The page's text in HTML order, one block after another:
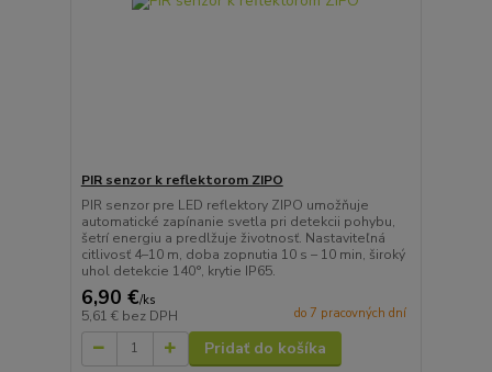
PIR senzor k reflektorom ZIPO
PIR senzor pre LED reflektory ZIPO umožňuje
automatické zapínanie svetla pri detekcii pohybu,
šetrí energiu a predlžuje životnosť. Nastaviteľná
citlivosť 4–10 m, doba zopnutia 10 s – 10 min, široký
uhol detekcie 140°, krytie IP65.
6,90 €/ks
5,61 € bez DPH do 7 pracovných dní
Pridať do košíka